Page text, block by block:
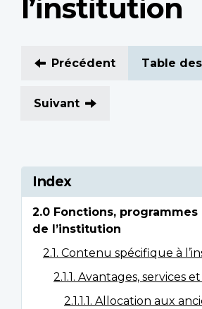
l’institution
Précédent Table
Suivant
Index
2.0 Fonctions,
de l’institution
2.1. Contenu spécifique à
2.1.1. Avantages, services
2.1.1.1. Allocation aux